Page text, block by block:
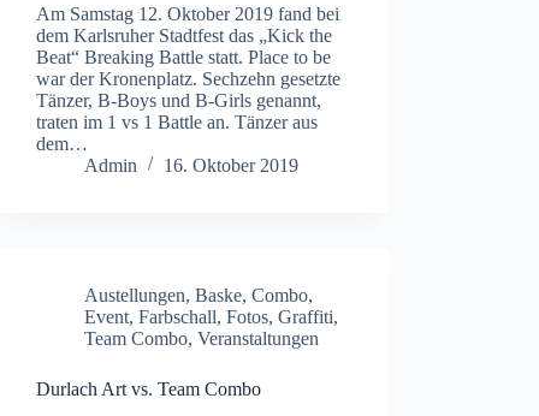
Am Samstag 12. Oktober 2019 fand bei
dem Karlsruher Stadtfest das „Kick the
Beat“ Breaking Battle statt. Place to be
war der Kronenplatz. Sechzehn gesetzte
Tänzer, B-Boys und B-Girls genannt,
traten im 1 vs 1 Battle an. Tänzer aus
dem…
Admin
16. Oktober 2019
Austellungen, Baske, Combo,
Event, Farbschall, Fotos, Graffiti,
Team Combo, Veranstaltungen
Durlach Art vs. Team Combo